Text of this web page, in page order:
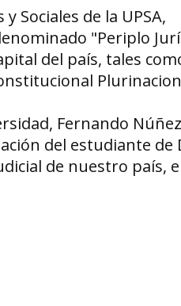
Sociales de la UPSA,
"Periplo
del país, tales
Fernando
del estudiante de
de nuestro país,